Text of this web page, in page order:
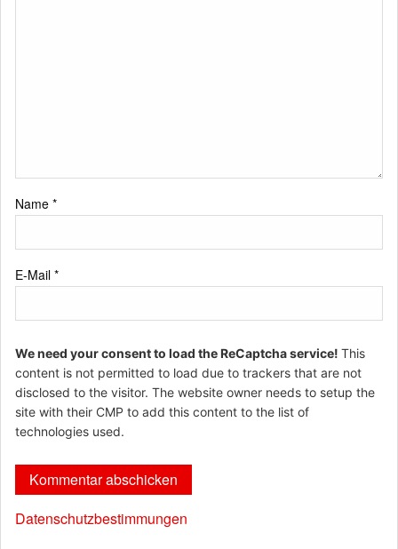
Name *
E-Mail *
We need your consent to load the ReCaptcha service! This
content is not permitted to load due to trackers that are not
disclosed to the visitor. The website owner needs to setup the
site with their CMP to add this content to the list of
technologies used.
Datenschutzbestimmungen